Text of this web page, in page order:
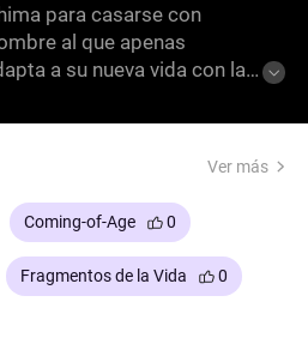
para casarse con
al que apenas
a su nueva vida con la
En un mundo
Suzu debe hallar
quienes ama.
Ver más
Coming-of-Age 0
Fragmentos de la Vida 0